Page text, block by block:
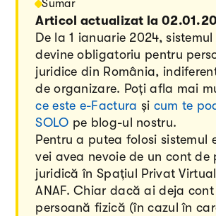
Sumar
Articol actualizat la
De la 1 ianuarie 2024, sistemul
devine obligatoriu pentru
juridice din România,
de organizare. Poți afla mai
ce este e-Factura și cum te
SOLO pe blog-ul nostru.
Pentru a putea folosi sistemul
vei avea nevoie de un cont de
juridică în Spațiul Privat Virtual
ANAF. Chiar dacă ai deja cont
persoană fizică (în cazul în